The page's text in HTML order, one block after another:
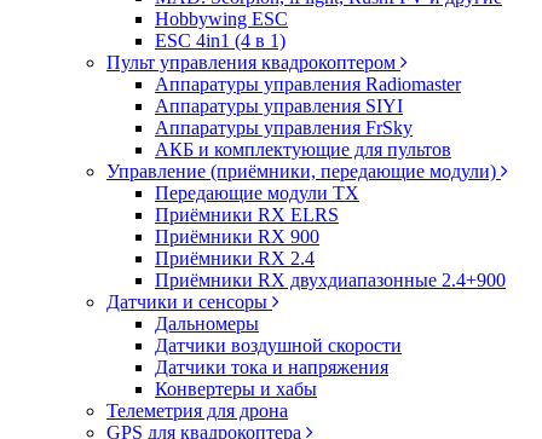
Hobbywing ESC
ESC 4in1 (4 в 1)
Пульт управления квадрокоптером
Аппаратуры управления Radiomaster
Аппаратуры управления SIYI
Аппаратуры управления FrSky
АКБ и комплектующие для пультов
Управление (приёмники, передающие модули)
Передающие модули TX
Приёмники RX ELRS
Приёмники RX 900
Приёмники RX 2.4
Приёмники RX двухдиапазонные 2.4+900
Датчики и сенсоры
Дальномеры
Датчики воздушной скорости
Датчики тока и напряжения
Конвертеры и хабы
Телеметрия для дрона
GPS для квадрокоптера